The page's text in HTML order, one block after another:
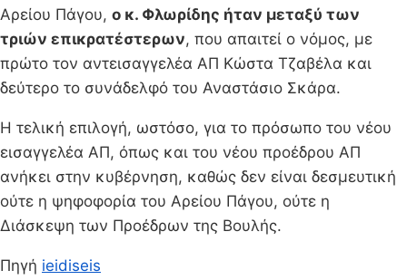
Αρείου Πάγου, ο κ. Φλωρίδης ήταν μεταξύ των
τριών επικρατέστερων, που απαιτεί ο νόμος, με
πρώτο τον αντεισαγγελέα ΑΠ Κώστα Τζαβέλα και
δεύτερο το συνάδελφό του Αναστάσιο Σκάρα.
Η τελική επιλογή, ωστόσο, για το πρόσωπο του νέου
εισαγγελέα ΑΠ, όπως και του νέου προέδρου ΑΠ
ανήκει στην κυβέρνηση, καθώς δεν είναι δεσμευτική
ούτε η ψηφοφορία του Αρείου Πάγου, ούτε η
Διάσκεψη των Προέδρων της Βουλής.
Πηγή ieidiseis